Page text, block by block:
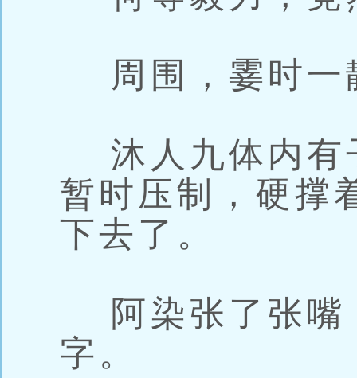
周围，霎时一
沐人九体内有
暂时压制，硬撑
下去了。
阿染张了张嘴
字。